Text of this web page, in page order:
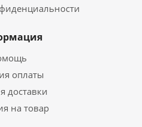
оплаты
доставки
на товар